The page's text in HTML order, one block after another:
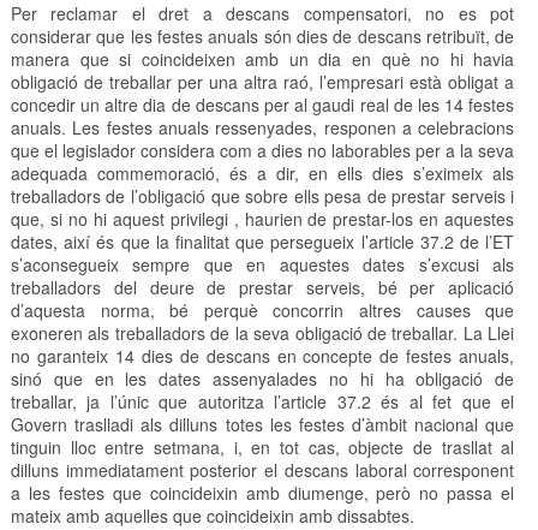
Per reclamar el dret a descans compensatori, no es pot
considerar que les festes anuals són dies de descans retribuït, de
manera que si coincideixen amb un dia en què no hi havia
obligació de treballar per una altra raó, l’empresari està obligat a
concedir un altre dia de descans per al gaudi real de les 14 festes
anuals. Les festes anuals ressenyades, responen a celebracions
que el legislador considera com a dies no laborables per a la seva
adequada commemoració, és a dir, en ells dies s’eximeix als
treballadors de l’obligació que sobre ells pesa de prestar serveis i
que, si no hi aquest privilegi , haurien de prestar-los en aquestes
dates, així és que la finalitat que persegueix l’article 37.2 de l’ET
s’aconsegueix sempre que en aquestes dates s’excusi als
treballadors del deure de prestar serveis, bé per aplicació
d’aquesta norma, bé perquè concorrin altres causes que
exoneren als treballadors de la seva obligació de treballar. La Llei
no garanteix 14 dies de descans en concepte de festes anuals,
sinó que en les dates assenyalades no hi ha obligació de
treballar, ja l’únic que autoritza l’article 37.2 és al fet que el
Govern traslladi als dilluns totes les festes d’àmbit nacional que
tinguin lloc entre setmana, i, en tot cas, objecte de trasllat al
dilluns immediatament posterior el descans laboral corresponent
a les festes que coincideixin amb diumenge, però no passa el
mateix amb aquelles que coincideixin amb dissabtes.